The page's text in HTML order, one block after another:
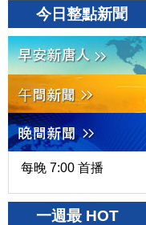
今日整點新聞
每晚 7:00 首播
一週最 HOT